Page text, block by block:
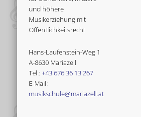
und höhere
Musikerziehung mit
Öffentlichkeitsrecht
Hans-Laufenstein-Weg 1
A-8630 Mariazell
Tel.:+43 676 36 13 267
E-Mail:
musikschule@mariazell.at